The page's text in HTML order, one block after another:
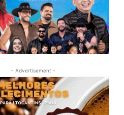
- Advertisement -